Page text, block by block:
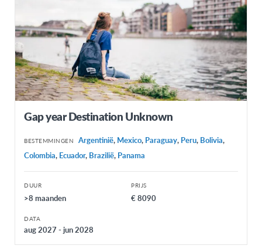
Gap year Destination Unknown
BESTEMMINGEN Argentinië, Mexico, Paraguay, Peru, Bolivia,
Colombia, Ecuador, Brazilië, Panama
DUUR
>8 maanden
PRIJS
€ 8090
DATA
aug 2027 - jun 2028